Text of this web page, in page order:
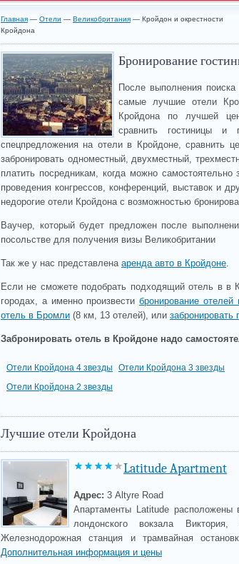
Главная — Отели — Великобритания — Кройдон и окрестности
Кройдона
Бронирование
После выполнения
самые лучшие отели
Кройдона по лучшей
сравнить гостиницы и
спецпредложения на отели в Кройдоне, сравнить
забронировать одноместный, двухместный,
платить посредникам, когда можно
проведения конгрессов, конференций, выставок и
недорогие отели Кройдона с возможностью
Ваучер, который будет предложен после
посольстве для получения визы Великобритании
Так же у нас представлена аренда авто в Кройдоне.
Если не сможете подобрать подходящий отель в в
городах, а именно произвестибронирование отелей
отель в Бромли (8 км, 13 отелей), или забронировать
Забронировать отель в Кройдоне надо
Отели Кройдона 4 звезды
Отели Кройдона 3 звезды
Отели Кройдона 2 звезды
Лучшие отели Кройдона
Latitude Apartment
Адрес: 3 Altyre Road
Апартаменты Latitude
лондонского вокзала
Железнодорожная станция и трамвайная
Дополнительная информация и цены